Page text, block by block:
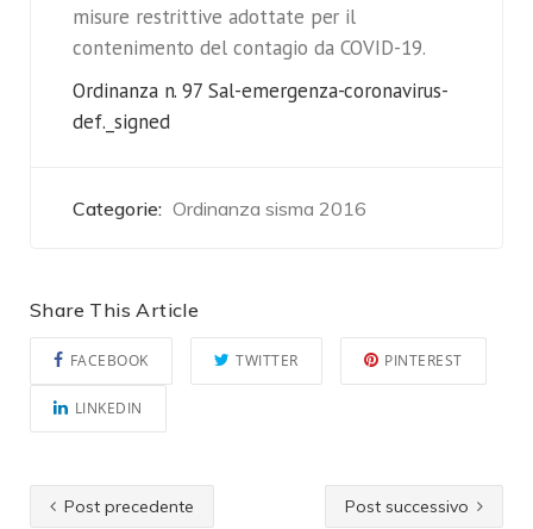
misure restrittive adottate per il
contenimento del contagio da COVID-19.
Ordinanza n. 97 Sal-emergenza-coronavirus-
def._signed
Categorie: Ordinanza sisma 2016
Share This Article
FACEBOOK TWITTER PINTEREST
LINKEDIN
Post precedente Post successivo